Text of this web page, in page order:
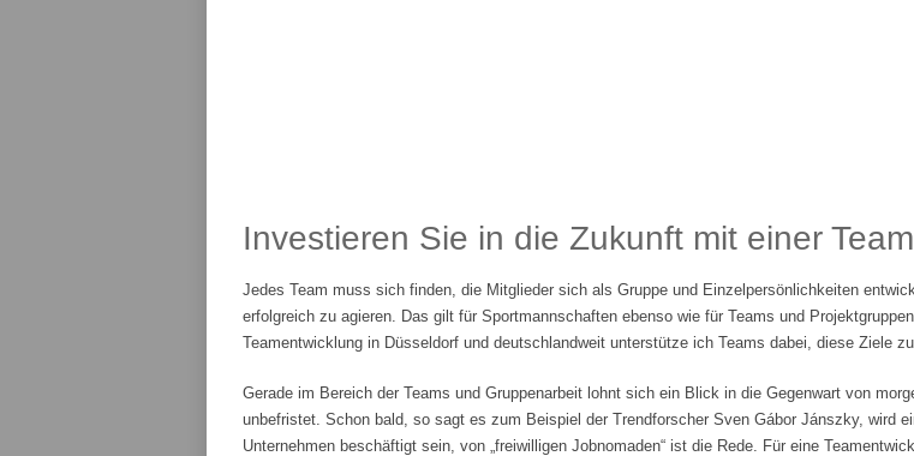
Investieren Sie in die Zukunft mit einer
Jedes Team muss sich finden, die Mitglieder sich als Gruppe und Einzelpersönlichkeiten
erfolgreich zu agieren. Das gilt für Sportmannschaften ebenso wie für Teams und
Teamentwicklung in Düsseldorf und deutschlandweit unterstütze ich Teams dabei, diese Ziele
Gerade im Bereich der Teams und Gruppenarbeit lohnt sich ein Blick in die Gegenwart von
unbefristet. Schon bald, so sagt es zum Beispiel der Trendforscher Sven Gábor Jánszky, wird
Unternehmen beschäftigt sein, von „freiwilligen Jobnomaden“ ist die Rede. Für eine